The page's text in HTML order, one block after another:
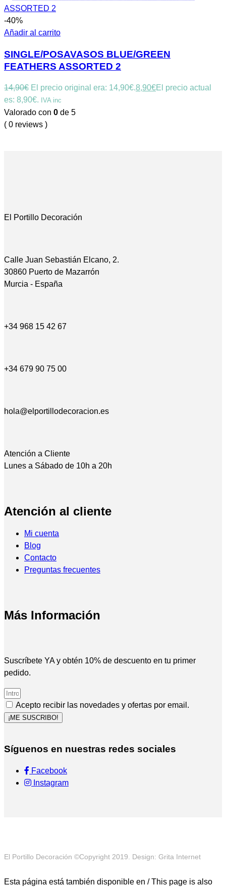
-40%
Añadir al carrito
SINGLE/POSAVASOS BLUE/GREEN
FEATHERS ASSORTED 2
14,90€ El precio original era: 14,90€.8,90€El precio actual
es: 8,90€. IVA inc
Valorado con 0 de 5
( 0 reviews )
El Portillo Decoración
Calle Juan Sebastián Elcano, 2.
30860 Puerto de Mazarrón
Murcia - España
+34 968 15 42 67
+34 679 90 75 00
hola@elportillodecoracion.es
Atención a Cliente
Lunes a Sábado de 10h a 20h
Atención al cliente
Mi cuenta
Blog
Contacto
Preguntas frecuentes
Más Información
Suscríbete YA y obtén 10% de descuento en tu primer
pedido.
Acepto recibir las novedades y ofertas por email.
¡ME SUSCRIBO!
Síguenos en nuestras redes sociales
Facebook
Instagram
El Portillo Decoración ©Copyright 2019. Design: Grita Internet
Esta página está también disponible en / This page is also